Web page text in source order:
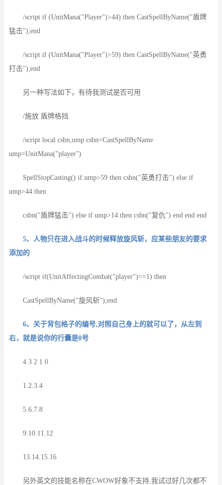
/script if (UnitMana("Player")>44) then CastSpellByName("盾牌
猛击");end
/script if (UnitMana("Player")>59) then CastSpellByName("英勇
打击");end
另一种写法如下，有待我测试是否可用
/施放 盾牌格挡
/script local csbn,ump csbn=CastSpellByName
ump=UnitMana("player")
SpellStopCasting() if ump>59 then csbn("英勇打击") else if
ump>44 then
csbn("盾牌猛击") else if ump>14 then csbn("复仇") end end end
5、人物只在进入战斗的时候释放旋风斩，应某些朋友的要求
添加的
/script if(UnitAffectingCombat("player")==1) then
CastSpellByName("旋风斩");end
6、关于背包格子的编号,对照自己身上的就可以了，从左到
右，就是说你的行囊是0号
4 3 2 1 0
1.2.3.4
5.6.7.8
9.10.11.12
13.14.15.16
另外英文的技能名称在CWOW好象不支持,我试过好几次都不